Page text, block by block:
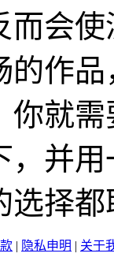
会使
的作
你就
，并
选择
| 隐私申明 | 关于